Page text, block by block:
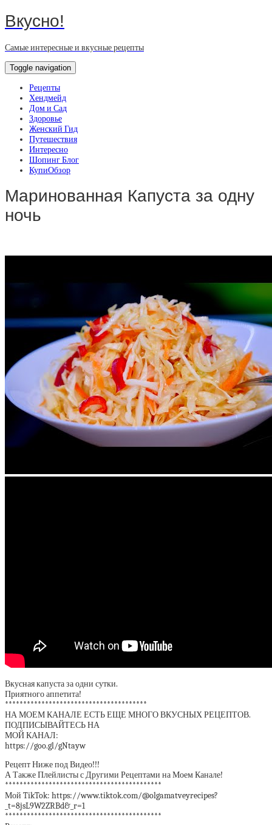
Вкусно!
Самые интересные и вкусные рецепты
Toggle navigation
Рецепты
Хендмейд
Дом и Сад
Здоровье
Женский Гид
Путешествия
Интересно
Шопинг Блог
КупиОбзор
Маринованная Капуста за одну
ночь
Вкусная капуста за одни сутки.
Приятного аппетита!
***************************************
НА МОЕМ КАНАЛЕ ЕСТЬ ЕЩЕ МНОГО ВКУСНЫХ РЕЦЕПТОВ.
ПОДПИСЫВАЙТЕСЬ НА
МОЙ КАНАЛ:
https://goo.gl/gNtayw
Рецепт Ниже под Видео!!!
А Также Плейлисты с Другими Рецептами на Моем Канале!
*******************************************
Мой TikTok: https://www.tiktok.com/@olgamatveyrecipes?
_t=8jsL9W2ZRBd&_r=1
*******************************************